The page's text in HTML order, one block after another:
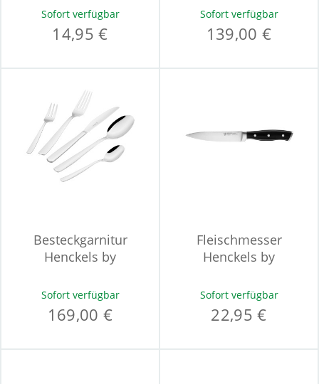
ONYX
Sofort verfügbar
14,95 €
Sofort verfügbar
139,00 €
Besteckgarnitur
Henckels by
Sofort verfügbar
169,00 €
Fleischmesser
Henckels by
Sofort verfügbar
22,95 €